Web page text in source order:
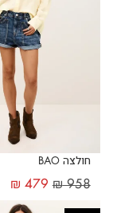
חולצה BAO
₪958
₪ 479